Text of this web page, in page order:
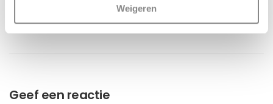
Weigeren
Geen commentaar
Geef een reactie